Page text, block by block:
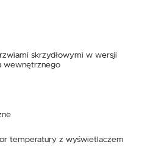
skrzydłowymi w wersji
wewnętrznego
temperatury z wyświetlaczem